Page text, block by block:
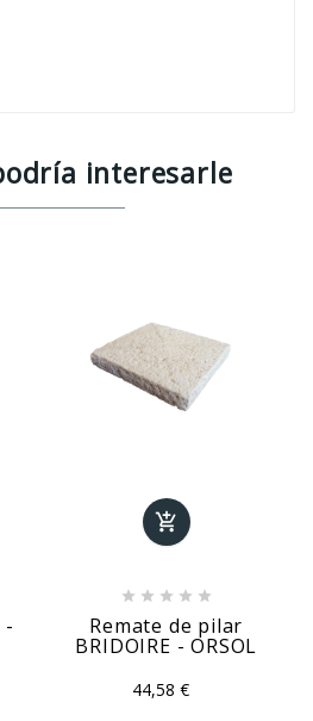
interesarle
-

    
Remate de pilar
BRIDOIRE - ORSOL
44,58 €